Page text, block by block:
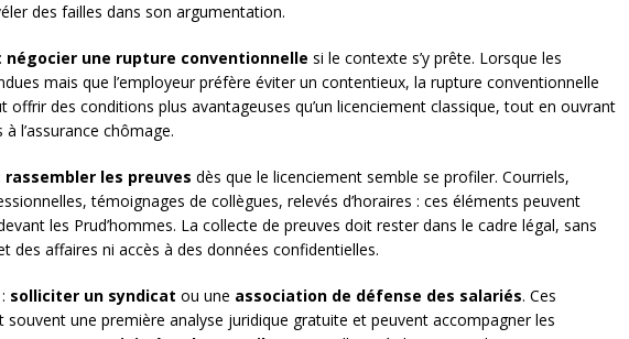
des failles dans son argumentation.
négocier une rupture conventionnelle si le contexte s’y prête. Lorsque les
mais que l’employeur préfère éviter un contentieux, la rupture conventionnelle
offrir des conditions plus avantageuses qu’un licenciement classique, tout en ouvrant
l’assurance chômage.
rassembler les preuves dès que le licenciement semble se profiler. Courriels,
témoignages de collègues, relevés d’horaires : ces éléments peuvent
les Prud’hommes. La collecte de preuves doit rester dans le cadre légal, sans
des affaires ni accès à des données confidentielles.
solliciter un syndicat ou une association de défense des salariés. Ces
une première analyse juridique gratuite et peuvent accompagner les